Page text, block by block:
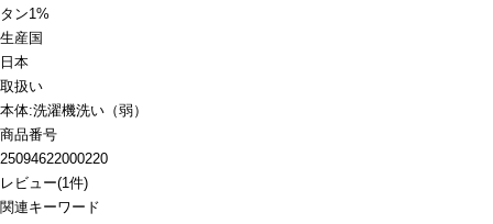
タン1%
生産国
日本
取扱い
本体:洗濯機洗い（弱）
商品番号
25094622000220
レビュー(1件)
関連キーワード